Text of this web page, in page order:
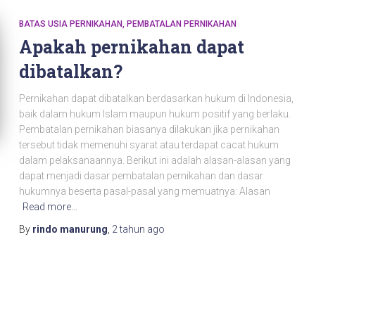
BATAS USIA PERNIKAHAN PEMBATALAN PERNIKAHAN
Apakah pernikahan dapat
dibatalkan?
Pernikahan dapat dibatalkan berdasarkan hukum di Indonesia,
baik dalam hukum Islam maupun hukum positif yang berlaku.
Pembatalan pernikahan biasanya dilakukan jika pernikahan
tersebut tidak memenuhi syarat atau terdapat cacat hukum
dalam pelaksanaannya. Berikut ini adalah alasan-alasan yang
dapat menjadi dasar pembatalan pernikahan dan dasar
hukumnya beserta pasal-pasal yang memuatnya: Alasan
Read more…
By rindo manurung 2 tahun ago